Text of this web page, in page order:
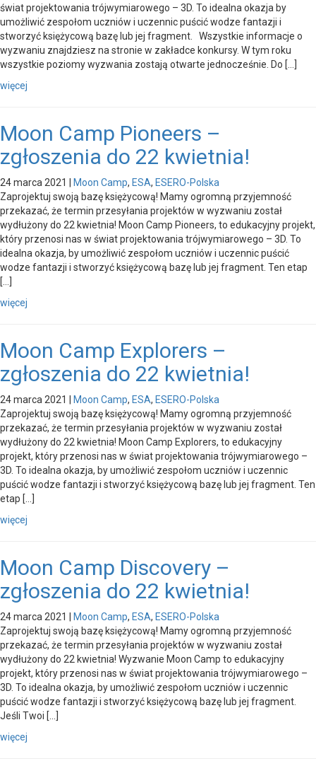
świat projektowania trójwymiarowego – 3D. To idealna okazja by
umożliwić zespołom uczniów i uczennic puścić wodze fantazji i
stworzyć księżycową bazę lub jej fragment. Wszystkie informacje o
wyzwaniu znajdziesz na stronie w zakładce konkursy. W tym roku
wszystkie poziomy wyzwania zostają otwarte jednocześnie. Do […]
więcej
Moon Camp Pioneers –
zgłoszenia do 22 kwietnia!
24 marca 2021 | Moon Camp, ESA, ESERO-Polska
Zaprojektuj swoją bazę księżycową! Mamy ogromną przyjemność
przekazać, że termin przesyłania projektów w wyzwaniu został
wydłużony do 22 kwietnia! Moon Camp Pioneers, to edukacyjny projekt,
który przenosi nas w świat projektowania trójwymiarowego – 3D. To
idealna okazja, by umożliwić zespołom uczniów i uczennic puścić
wodze fantazji i stworzyć księżycową bazę lub jej fragment. Ten etap
[…]
więcej
Moon Camp Explorers –
zgłoszenia do 22 kwietnia!
24 marca 2021 | Moon Camp, ESA, ESERO-Polska
Zaprojektuj swoją bazę księżycową! Mamy ogromną przyjemność
przekazać, że termin przesyłania projektów w wyzwaniu został
wydłużony do 22 kwietnia! Moon Camp Explorers, to edukacyjny
projekt, który przenosi nas w świat projektowania trójwymiarowego –
3D. To idealna okazja, by umożliwić zespołom uczniów i uczennic
puścić wodze fantazji i stworzyć księżycową bazę lub jej fragment. Ten
etap […]
więcej
Moon Camp Discovery –
zgłoszenia do 22 kwietnia!
24 marca 2021 | Moon Camp, ESA, ESERO-Polska
Zaprojektuj swoją bazę księżycową! Mamy ogromną przyjemność
przekazać, że termin przesyłania projektów w wyzwaniu został
wydłużony do 22 kwietnia! Wyzwanie Moon Camp to edukacyjny
projekt, który przenosi nas w świat projektowania trójwymiarowego –
3D. To idealna okazja, by umożliwić zespołom uczniów i uczennic
puścić wodze fantazji i stworzyć księżycową bazę lub jej fragment.
Jeśli Twoi […]
więcej